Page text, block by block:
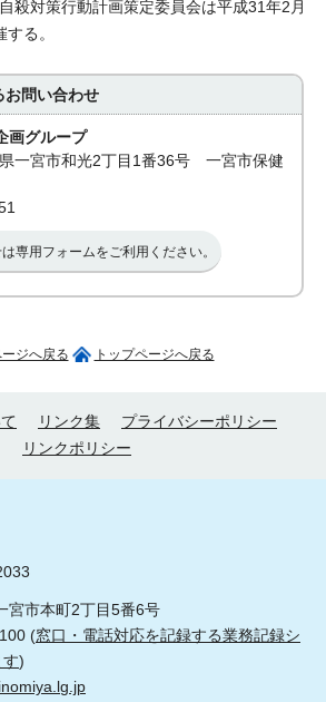
殺対策行動計画策定委員会は平成31年2月
る。
お問い合わせ
画グループ
一宮市和光2丁目1番36号 一宮市保健
専用フォームをご利用ください。
ジへ戻る トップページへ戻る
リンク集
プライバシーポリシー
リンクポリシー
市本町2丁目5番6号
(窓口・電話対応を記録する業務記録シ
)